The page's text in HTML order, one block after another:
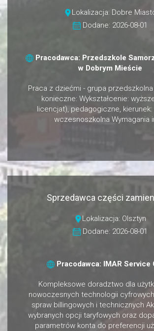
Lokalizacja: Dobre
Dodane: 2026-08-01
Pracodawca: Przedszkole
w Dobrym Mieście
Praca z dziećmi - grupa przedszkolna
konieczne: Wykształcenie:
licencjat), pedagogiczne, kierunek:
wczesnoszkolna Wymagania
Sprzedawca części
Lokalizacja: Olsztyn
Dodane: 2026-08-01
Pracodawca: IMAR Service
Kompleksowe doradztwo dla
nowoczesnych technologii
spraw billingowych i technicznych
wybranych opcji taryfowych oraz
parametrów konta do preferencji